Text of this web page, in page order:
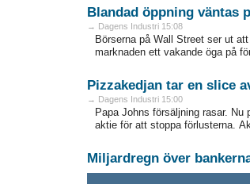
Blandad öppning väntas
→ Dagens Industri 15:08
Börserna på Wall Street ser ut
marknaden ett vakande öga på
Pizzakedjan tar en slice
→ Dagens Industri 15:00
Papa Johns försäljning rasar.
aktie för att stoppa förlusterna.
Miljardregn över